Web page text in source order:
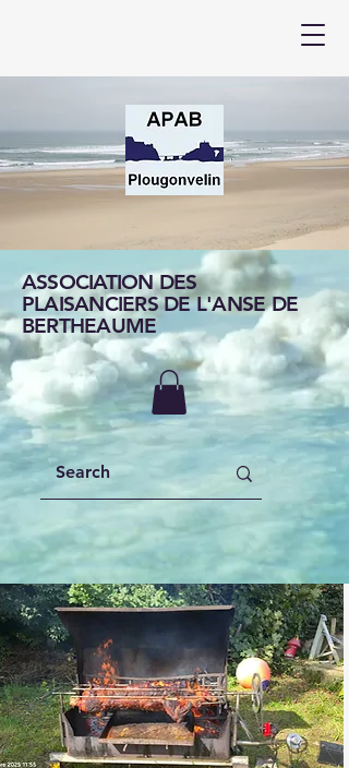
ASSOCIATION DES
PLAISANCIERS DE L'ANSE DE
BERTHEAUME